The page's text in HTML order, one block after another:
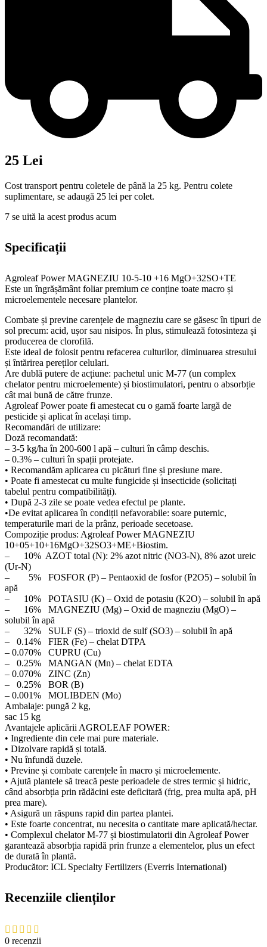
25 Lei
Cost transport pentru coletele de până la 25 kg. Pentru colete
suplimentare, se adaugă 25 lei per colet.
7 se uită la acest produs acum
Specificații
Agroleaf Power MAGNEZIU 10-5-10 +16 MgO+32SO+TE
Este un îngrășământ foliar premium ce conține toate macro și
microelementele necesare plantelor.
Combate și previne carențele de magneziu care se găsesc în tipuri de
sol precum: acid, ușor sau nisipos. În plus, stimulează fotosinteza și
producerea de clorofilă.
Este ideal de folosit pentru refacerea culturilor, diminuarea stresului
și întărirea pereților celulari.
Are dublă putere de acțiune: pachetul unic M-77 (un complex
chelator pentru microelemente) și biostimulatori, pentru o absorbție
cât mai bună de către frunze.
Agroleaf Power poate fi amestecat cu o gamă foarte largă de
pesticide și aplicat în același timp.
Recomandări de utilizare:
Doză recomandată:
– 3-5 kg/ha în 200-600 l apă – culturi în câmp deschis.
– 0.3% – culturi în spații protejate.
• Recomandăm aplicarea cu picături fine și presiune mare.
• Poate fi amestecat cu multe fungicide și insecticide (solicitați
tabelul pentru compatibilități).
• După 2-3 zile se poate vedea efectul pe plante.
•De evitat aplicarea în condiții nefavorabile: soare puternic,
temperaturile mari de la prânz, perioade secetoase.
Compoziție produs: Agroleaf Power MAGNEZIU
10+05+10+16MgO+32SO3+ME+Biostim.
– 10% AZOT total (N): 2% azot nitric (NO3-N), 8% azot ureic
(Ur-N)
– 5% FOSFOR (P) – Pentaoxid de fosfor (P2O5) – solubil în
apă
– 10% POTASIU (K) – Oxid de potasiu (K2O) – solubil în apă
– 16% MAGNEZIU (Mg) – Oxid de magneziu (MgO) –
solubil în apă
– 32% SULF (S) – trioxid de sulf (SO3) – solubil în apă
– 0.14% FIER (Fe) – chelat DTPA
– 0.070% CUPRU (Cu)
– 0.25% MANGAN (Mn) – chelat EDTA
– 0.070% ZINC (Zn)
– 0.25% BOR (B)
– 0.001% MOLIBDEN (Mo)
Ambalaje: pungă 2 kg,
sac 15 kg
Avantajele aplicării AGROLEAF POWER:
• Ingrediente din cele mai pure materiale.
• Dizolvare rapidă și totală.
• Nu înfundă duzele.
• Previne și combate carențele în macro și microelemente.
• Ajută plantele să treacă peste perioadele de stres termic și hidric,
când absorbția prin rădăcini este deficitară (frig, prea multa apă, pH
prea mare).
• Asigură un răspuns rapid din partea plantei.
• Este foarte concentrat, nu necesita o cantitate mare aplicată/hectar.
• Complexul chelator M-77 și biostimulatorii din Agroleaf Power
garantează absorbția rapidă prin frunze a elementelor, plus un efect
de durată în plantă.
Producător: ICL Specialty Fertilizers (Everris International)
Recenziile clienților
0 recenzii